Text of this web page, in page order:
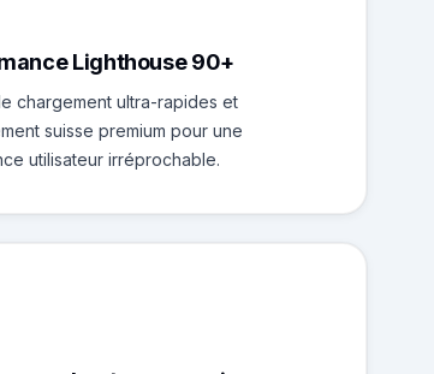
Lighthouse 90+
chargement ultra-rapides et
suisse premium pour une
utilisateur irréprochable.